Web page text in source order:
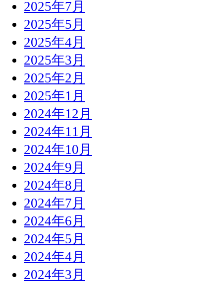
2025年7月
2025年5月
2025年4月
2025年3月
2025年2月
2025年1月
2024年12月
2024年11月
2024年10月
2024年9月
2024年8月
2024年7月
2024年6月
2024年5月
2024年4月
2024年3月